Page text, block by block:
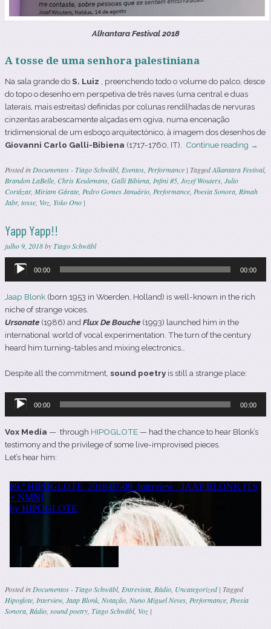
Alkantara Festival 2018
A tosse de uma senhora palestiniana
Na sala grande doS. Luiz , preenchendo todo o volume do palco, desce
do topo o desenho em perspetiva de três naves (uma central e duas
laterais, mais estreitas) definidas por colunas rendilhadas de nervuras
cinzentas arabescamente alçadas em ogiva, numa encenação
tridimensional de um esboço arquitectónico, à imagem dos desenhos de
Giovanni Carlo Galli-Bibiena (1717-1760, IT). Continue reading →
Posted in Documentos - Tiago Schwäbl, Eventos Performance | TaggedAlkantara Festival,
Brandon LaBelle Chris Keulemans Galli Bibiena Infini #5 Jozef Wouters Julio
Cortázar, Miriam Gárate Pedro Gomes Januário Performance Poesia Sonora Rimah
Jabr, tosse Voz Yoko Ono |
Yapp Yapp!!
julho 9, 2018byTiago Schwäbl
Reprodutor
00:00 00:00
Jaap Blonk (born 1953 in Woerden, Holland) is well-known in the rich
niche of strange voices.
Ursonate (1986) and Flux De Bouche ‎(1993) launched him in the
international world of vocal experimentation. The turn of the century
heard him turning-tables and mixing electronics…
Despite all the commitment, sound poetry is still a strange place:
Reprodutor
00:00 00:00
Vox Media — through HIPOGLOTE — had the chance to hear Blonk’s
testimony and the privilege of some live-improvised pieces.
Let’s hear him:
Posted in Documentos - Tiago Schwäbl, Entrevista Rádio Uncategorized | Tagged
Hipoglote Interview, Jaap Blonk Notação Nuno Miguel Neves Performance Poesia
Sonora Rádio sound poetry Tiago Schwäbl, Voz |